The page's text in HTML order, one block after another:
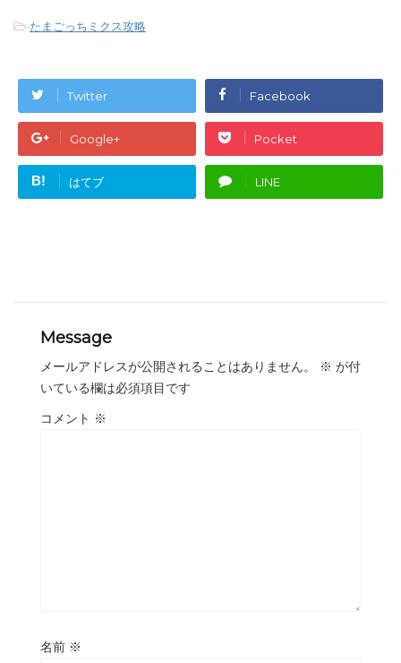
-たまごっちミクス攻略
Twitter Facebook
Google+ Pocket
B! はてブ LINE
Message
メールアドレスが公開されることはありません。 ※ が付
いている欄は必須項目です
コメント ※
名前 ※